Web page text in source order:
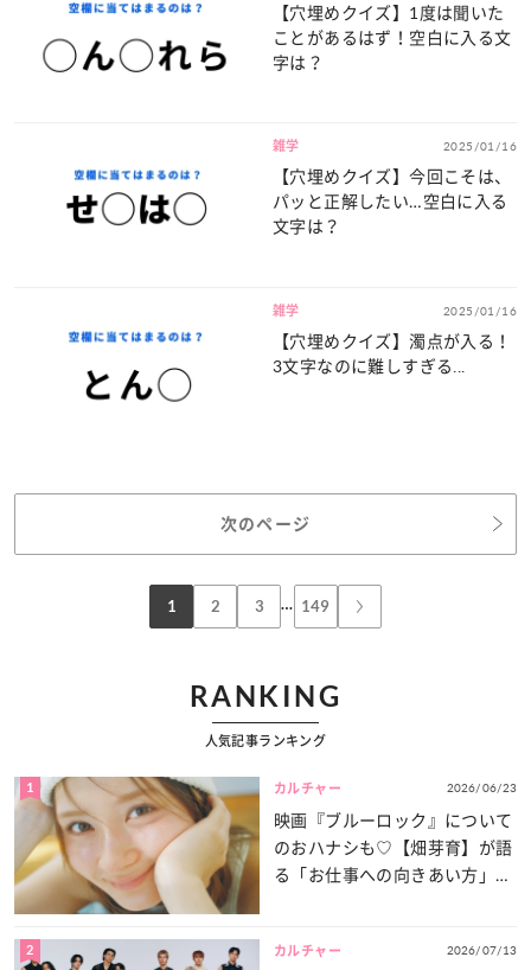
【穴埋めクイズ】1度は聞いた
ことがあるはず！空白に入る文
字は？
雑学 2025/01/16
【穴埋めクイズ】今回こそは、
パッと正解したい…空白に入る
文字は？
雑学 2025/01/16
【穴埋めクイズ】濁点が入る！
3文字なのに難しすぎる...
次のページ
1 2 3 … 149
RANKING
人気記事ランキング
1 カルチャー 2026/06/23
映画『ブルーロック』について
のおハナシも♡【畑芽育】が語
る「お仕事への向きあい方」と
2 カルチャー 2026/07/13